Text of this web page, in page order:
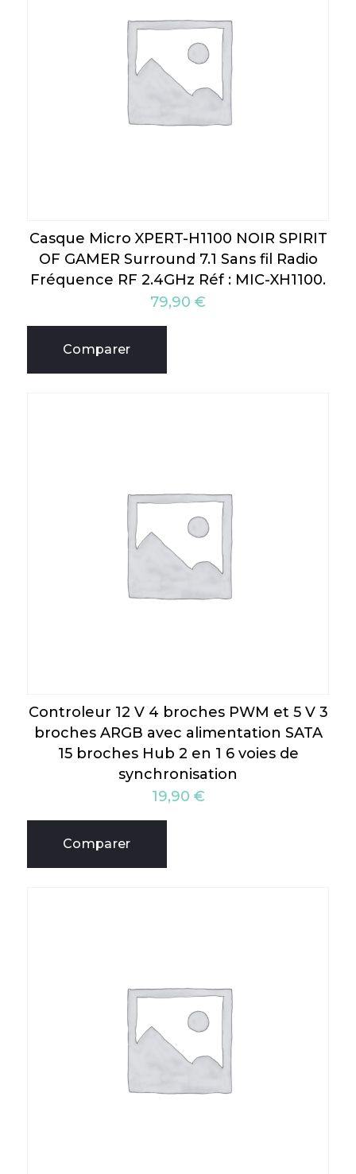
Casque Micro XPERT-H1100 NOIR SPIRIT
OF GAMER Surround 7.1 Sans fil Radio
Fréquence RF 2.4GHz Réf : MIC-XH1100.
79,90 €
Comparer
Controleur 12 V 4 broches PWM et 5 V 3
broches ARGB avec alimentation SATA
15 broches Hub 2 en 1 6 voies de
synchronisation
19,90 €
Comparer